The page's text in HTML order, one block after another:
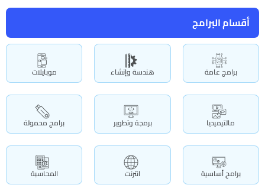
أقسام البرامج
برامج عامة هندسة وإنشاء موبايلات
مالتيميديا برمجة وتطوير برامج محمولة
برامج أساسية انترنت المحاسبة